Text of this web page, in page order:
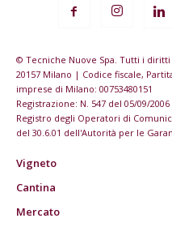
© Tecniche Nuove Spa. Tutti i diritti
20157 Milano | Codice fiscale,
imprese di Milano: 00753480151
Registrazione: N. 547 del 05/09/
Registro degli Operatori di
del 30.6.01 dell'Autorità per le
Vigneto
Cantina
Mercato